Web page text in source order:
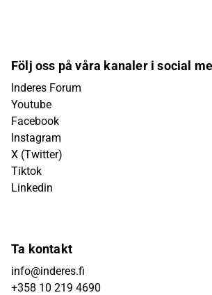
Följ oss på våra kanaler i social
Inderes Forum
Youtube
Facebook
Instagram
X (Twitter)
Tiktok
Linkedin
Ta kontakt
info@inderes.fi
+358 10 219 4690